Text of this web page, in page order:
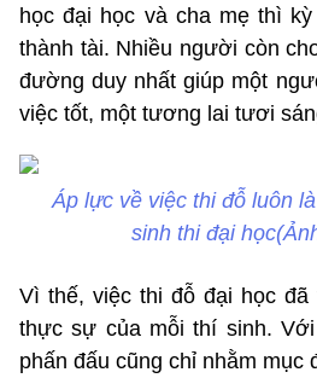
học đại học và cha mẹ thì
thành tài. Nhiều người còn
đường duy nhất giúp một
việc tốt, một tương lai tươi
Áp lực về việc thi đỗ luôn
sinh thi đại
Vì thế, việc thi đỗ đại học đã
thực sự của mỗi thí sinh.
phấn đấu cũng chỉ nhằm mục